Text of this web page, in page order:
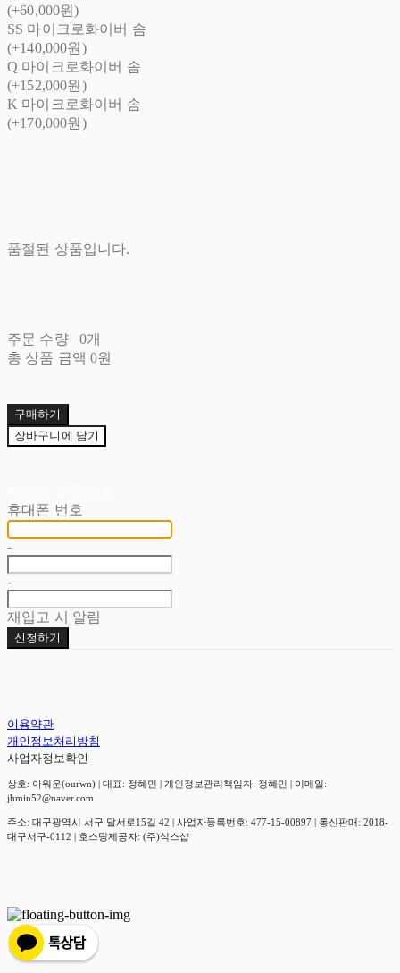
(+60,000원)
SS 마이크로화이버 솜
(+140,000원)
Q 마이크로화이버 솜
(+152,000원)
K 마이크로화이버 솜
(+170,000원)
품절된 상품입니다.
주문 수량
0개
총 상품 금액 0원
구매하기
장바구니에 담기
휴대폰 번호
-
-
재입고 시 알림
신청하기
이용약관
개인정보처리방침
사업자정보확인
상호: 아워운(ourwn) | 대표: 정혜민 | 개인정보관리책임자: 정혜민 | 이메일:
jhmin52@naver.com
주소: 대구광역시 서구 달서로15길 42 | 사업자등록번호: 477-15-00897 | 통신판매: 2018-
대구서구-0112 | 호스팅제공자: (주)식스샵